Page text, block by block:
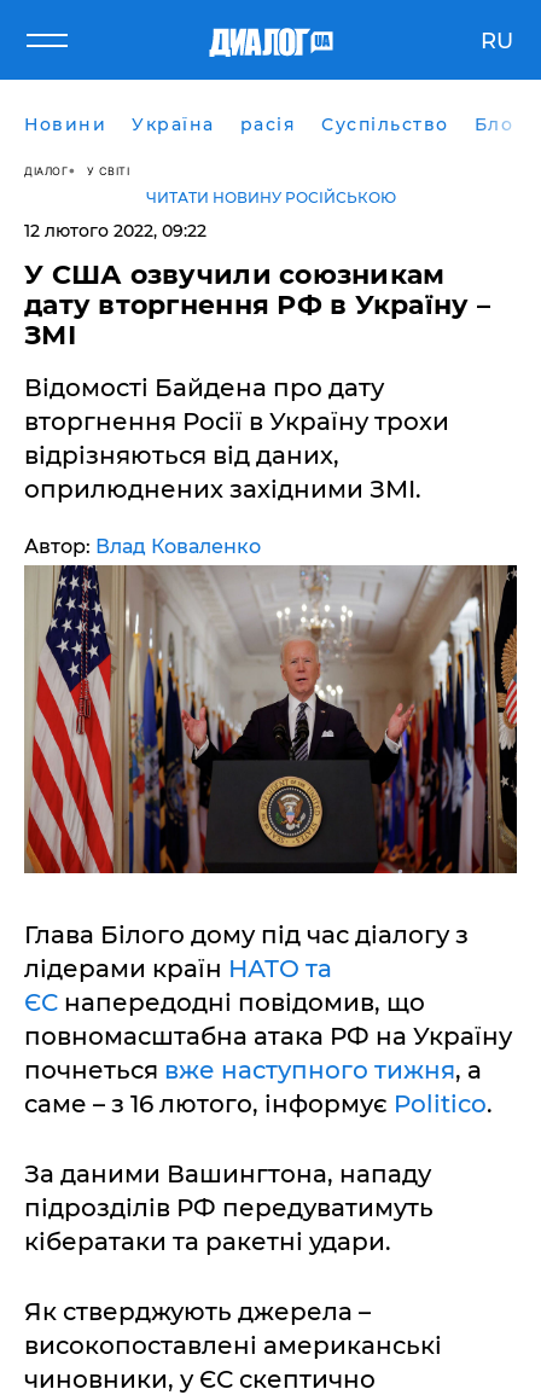
RU
Новини Україна расія Суспільство Блоги
ДІАЛОГ У СВІТІ
ЧИТАТИ НОВИНУ РОСІЙСЬКОЮ
12 лютого 2022, 09:22
У США озвучили союзникам
дату вторгнення РФ в Україну –
ЗМІ
Відомості Байдена про дату
вторгнення Росії в Україну трохи
відрізняються від даних,
оприлюднених західними ЗМІ.
Автор: Влад Коваленко
Глава Білого дому під час діалогу з
лідерами країн НАТО та
ЄС напередодні повідомив, що
повномасштабна атака РФ на Україну
почнеться вже наступного тижня, а
саме – з 16 лютого, інформує Politico.
За даними Вашингтона, нападу
підрозділів РФ передуватимуть
кібератаки та ракетні удари.
Як стверджують джерела –
високопоставлені американські
чиновники, у ЄС скептично